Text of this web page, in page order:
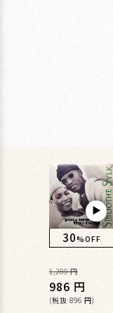
▶︎
30%OFF
通
常
価
1,280 円
セ
ー
986 円
(税抜 896 円)